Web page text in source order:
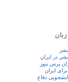
در ایران
پرس نيوز
ایران
دفاع